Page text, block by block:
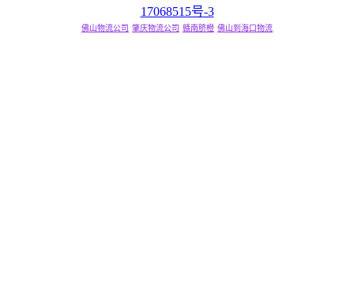
17068515号-3
佛山物流公司 肇庆物流公司 赣南脐橙 佛山到海口物流